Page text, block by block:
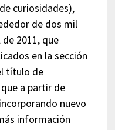
curiosidades),
de dos mil
2011, que
en la sección
título de
a partir de
nuevo
información